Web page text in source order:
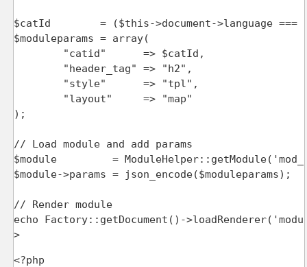
$catId        = ($this->document->language
$moduleparams = array(
);
// Load module and add params
$module         =
$module->params = json_encode($moduleparams);
// Render module
echo Factory::getDocument()-
>
<?php